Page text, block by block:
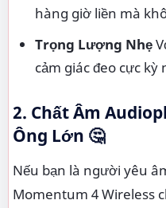
hàng giờ liền mà
Trọng Lượng Nhẹ
cảm giác đeo cực
2. Chất Âm
Ông Lớn 🤔
Nếu bạn là người yêu
Momentum 4 Wireless